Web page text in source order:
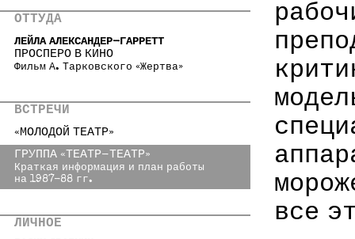
все
ОТТУДА
ЛЕЙЛА АЛЕКСАНДЕР-ГАРРЕТТ
ПРОСПЕРО В КИНО
Фильм А. Тарковского «Жертва»
ВСТРЕЧИ
«МОЛОДОЙ ТЕАТР»
ГРУППА «ТЕАТР-ТЕАТР»
Краткая информация и план работы
на 1987-88 гг.
ЛИЧНОЕ